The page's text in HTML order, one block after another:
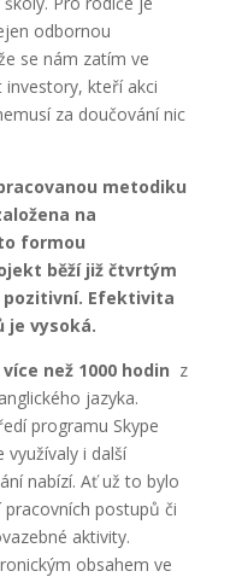
odbornou
se nám zatím ve
kteří akci
za doučování nic
metodiku
na
formou
běží již čtvrtým
pozitivní. Efektivita
je vysoká.
než 1000 hodin z
jazyka.
programu Skype
využívaly i další
nabízí. Ať už to bylo
postupů či
aktivity.
obsahem ve